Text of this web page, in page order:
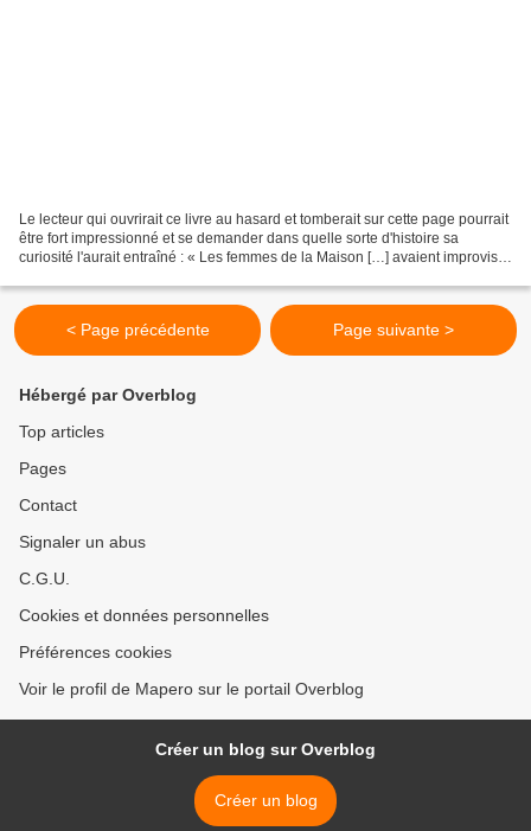
Le lecteur qui ouvrirait ce livre au hasard et tomberait sur cette page pourrait
être fort impressionné et se demander dans quelle sorte d'histoire sa
curiosité l'aurait entraîné : « Les femmes de la Maison […] avaient improvisé
< Page précédente Page suivante >
Hébergé par Overblog
Top articles
Pages
Contact
Signaler un abus
C.G.U.
Cookies et données personnelles
Préférences cookies
Voir le profil de Mapero sur le portail Overblog
Créer un blog sur Overblog
Créer un blog